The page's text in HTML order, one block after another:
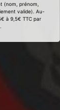
(nom, prénom,
valide). Au-
à 9,5€ TTC par